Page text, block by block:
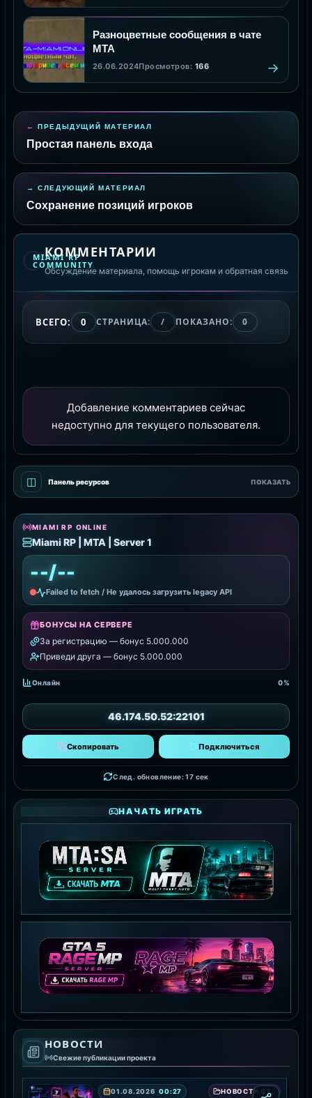
◫ Панель ресурсов ПОКАЗАТЬ
MIAMI RP ONLINE
Miami RP | MTA | Server 1
--/--
Failed to fetch / Не удалось загрузить legacy API
БОНУСЫ НА СЕРВЕРЕ
За регистрацию — бонус 5.000.000
Приведи друга — бонус 5.000.000
Онлайн 0%
46.174.50.52:22101
Скопировать Подключиться
След. обновление: 15 сек
НАЧАТЬ ИГРАТЬ
MTA:SA SERVER
СКАЧАТЬ MTA
GTA 5 RAGE MP
СКАЧАТЬ RAGE MP
НОВОСТИ
Свежие публикации проекта
01.08.2026 00:27 НОВОСТИ GTA 6 — ДАТА ВЫХОДА, ТРЕЙЛЕРЫ И ПОДРОБНОСТИ ИГРЫ
Разноцветные сообщения в чате
МТА
26.06.2024Просмотров: 166
ПРЕДЫДУЩИЙ МАТЕРИАЛ
Простая панель входа
СЛЕДУЮЩИЙ МАТЕРИАЛ
Сохранение позиций игроков
MIAMI RP
COMMUNITY
КОММЕНТАРИИ
Обсуждение материала, помощь игрокам и обратная связь
ВСЕГО: 0 СТРАНИЦА: / ПОКАЗАНО: 0
Добавление комментариев сейчас
недоступно для текущего пользователя.